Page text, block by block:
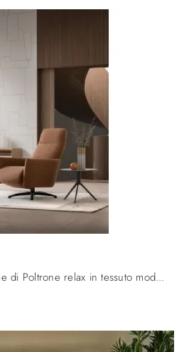
Scopri la nostra collezione di Poltrone relax in tessuto moderne: scegli il modello Prince di Le Comfort con movimento relax.